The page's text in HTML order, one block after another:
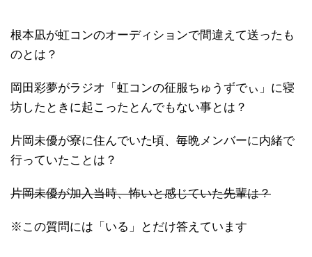
根本凪が虹コンのオーディションで間違えて送ったも
のとは？
岡田彩夢がラジオ「虹コンの征服ちゅうずでぃ」に寝
坊したときに起こったとんでもない事とは？
片岡未優が寮に住んでいた頃、毎晩メンバーに内緒で
行っていたことは？
片岡未優が加入当時、怖いと感じていた先輩は？
※この質問には「いる」とだけ答えています